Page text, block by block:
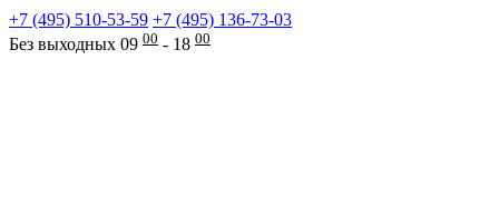
+7 (495) 510-53-59 +7 (495) 136-73-03
Без выходных 09 00 - 18 00